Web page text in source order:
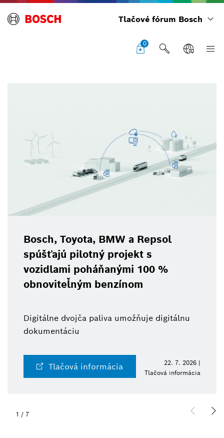
Tlačové fórum Bosch
0
Bosch, Toyota, BMW a Repsol
spúšťajú pilotný projekt s
vozidlami poháňanými 100 %
obnoviteľným benzínom
Digitálne dvojča paliva umožňuje digitálnu
dokumentáciu
Tlačová informácia
22. 7. 2026 |
Tlačová informácia
1 / 7